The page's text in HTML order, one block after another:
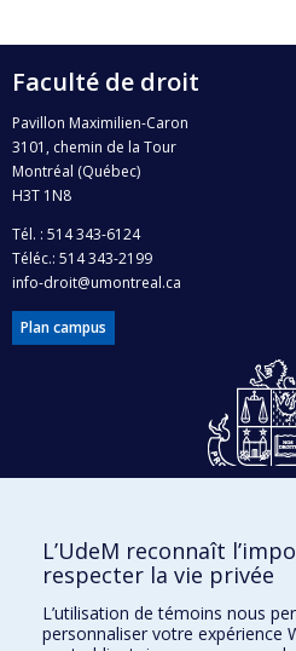
Faculté de droit
Pavillon Maximilien-Caron
3101, chemin de la Tour
Montréal (Québec)
H3T 1N8
Tél. : 514 343-6124
Téléc.: 514 343-2199
info-droit@umontreal.ca
Plan campus
Accès protégé
Facebook|Twitter
L’UdeM reconnaît
respecter la vie privée
L’utilisation de témoins nous
personnaliser votre expérience